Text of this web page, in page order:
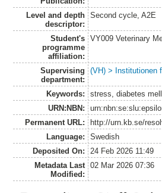
Level and depth
descriptor:
Second cycle, A2E
Student's
programme
affiliation:
VY009 Veterinary
Supervising
department:
(VH) > Institutionen
Keywords:
stress, diabetes
URN:NBN:
Permanent URL:
http://urn.kb.se/
Language:
Swedish
Deposited On:
24 Feb 2026 11:49
Metadata Last
Modified:
02 Mar 2026 07:36